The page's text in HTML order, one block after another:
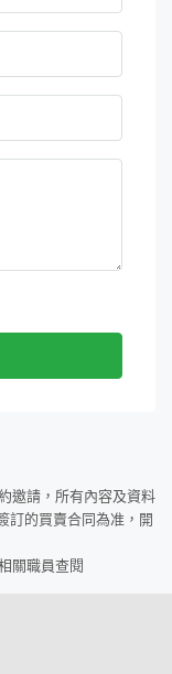
邀請，所有內容及資料
訂的買賣合同為准，開
關職員查閱